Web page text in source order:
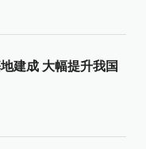
建成 大幅提升我国